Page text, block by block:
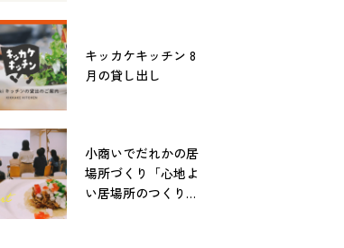
キッカケキッチン 8
月の貸し出し
小商いでだれかの居
場所づくり「心地よ
い居場所のつくりか